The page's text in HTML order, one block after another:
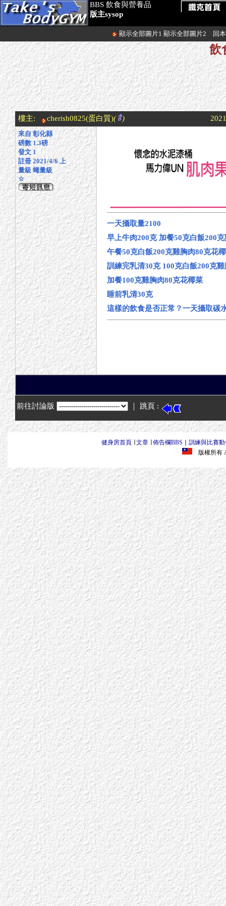
BBS 飲食與營養品
版主sysop
顯示全部圖片1 顯示全部圖片2 回
飲
樓主: cherish0825(蛋白質)( )
來自 彰化縣
磅數 1.3磅
發文 1
註冊 2021/4/6 上
量級 蠅量級
☆
一天攝取量2100
早上牛肉200克 加餐50克白飯200
午餐50克白飯200克雞胸肉80克花
訓練完乳清30克 100克白飯200克
加餐100克雞胸肉80克花椰菜
睡前乳清30克
這樣的飲食是否正常？一天攝取碳
前往討論版 ｜ 跳頁 :
健身房首頁∣ 文章∣ 佈告欄BBS
訓練與比賽動
版權所有